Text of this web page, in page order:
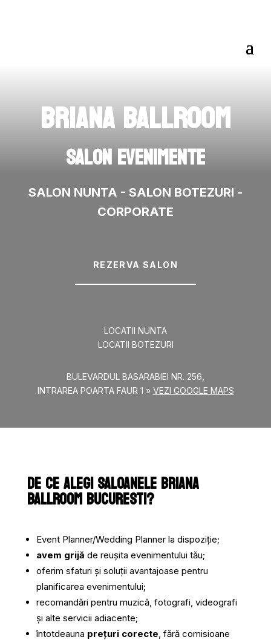
BRIANA BALLROOM
SALON EVENIMENTE
SALON NUNTA - SALON BOTEZURI -
CORPORATE
REZERVA SALON
LOCATII NUNTA
LOCATII BOTEZURI
BULEVARDUL BASARABIEI NR. 256,
INTRAREA POARTA FAUR 1 » VEZI GOOGLE MAPS
DE CE ALEGI SALOANELE BRIANA
BALLROOM BUCURESTI?
Event Planner/Wedding Planner la dispoziție;
avem grijă de reușita evenimentului tău;
oferim sfaturi și soluții avantajoase pentru
planificarea evenimentului;
recomandări pentru muzică, fotografi, videografi
și alte servicii adiacente;
întotdeauna prețuri corecte , fără comisioane